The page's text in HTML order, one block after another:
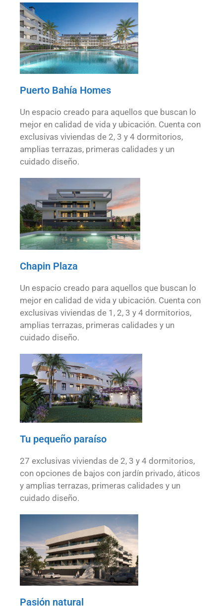
Puerto Bahía Homes
Un espacio creado para aquellos que buscan lo
mejor en calidad de vida y ubicación. Cuenta con
exclusivas viviendas de 2, 3 y 4 dormitorios,
amplias terrazas, primeras calidades y un
cuidado diseño.
Chapin Plaza
Un espacio creado para aquellos que buscan lo
mejor en calidad de vida y ubicación. Cuenta con
exclusivas viviendas de 1, 2, 3 y 4 dormitorios,
amplias terrazas, primeras calidades y un
cuidado diseño.
Tu pequeño paraíso
27 exclusivas viviendas de 2, 3 y 4 dormitorios,
con opciones de bajos con jardín privado, áticos
y amplias terrazas, primeras calidades y un
cuidado diseño.
Pasión natural